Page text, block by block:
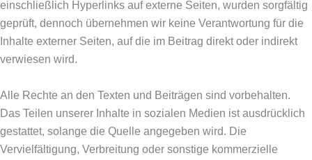
einschließlich Hyperlinks auf externe Seiten, wurden sorgfältig
geprüft, dennoch übernehmen wir keine Verantwortung für die
Inhalte externer Seiten, auf die im Beitrag direkt oder indirekt
verwiesen wird.
Alle Rechte an den Texten und Beiträgen sind vorbehalten.
Das Teilen unserer Inhalte in sozialen Medien ist ausdrücklich
gestattet, solange die Quelle angegeben wird. Die
Vervielfältigung, Verbreitung oder sonstige kommerzielle